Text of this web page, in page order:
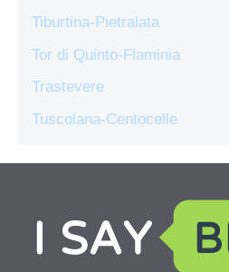
Tiburtina-Pietralata
Tor di Quinto-Flaminia
Trastevere
Tuscolana-Centocelle